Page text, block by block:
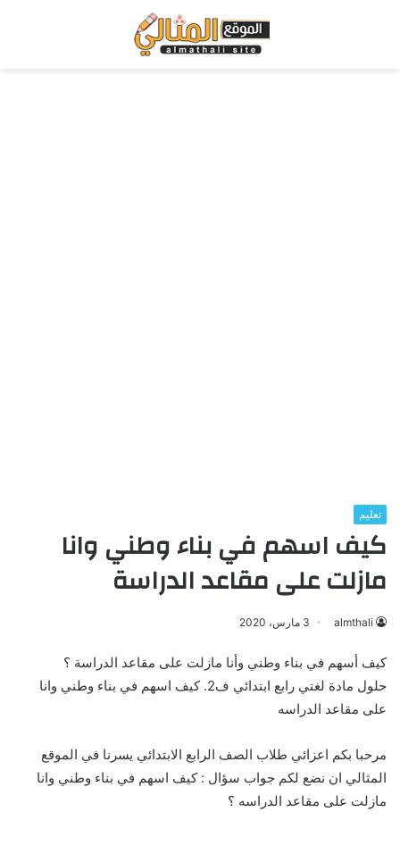
تعليم
كيف اسهم في بناء وطني وانا
مازلت على مقاعد الدراسة
almthali 3 مارس، 2020
كيف أسهم في بناء وطني وأنا مازلت على مقاعد الدراسة ؟
حلول مادة لغتي رابع ابتدائي ف2. كيف اسهم في بناء وطني وانا
على مقاعد الدراسه
مرحبا بكم اعزائي طلاب الصف الرابع الابتدائي يسرنا في الموقع
المثالي ان نضع لكم جواب سؤال : كيف اسهم في بناء وطني وانا
مازلت على مقاعد الدراسه ؟